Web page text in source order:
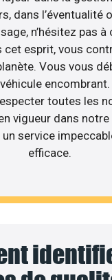
dans l’éventualité
n’hésitez pas
cet esprit, vous
Vous vous
encombrant.
toutes les
vigueur dans
service
efficace.